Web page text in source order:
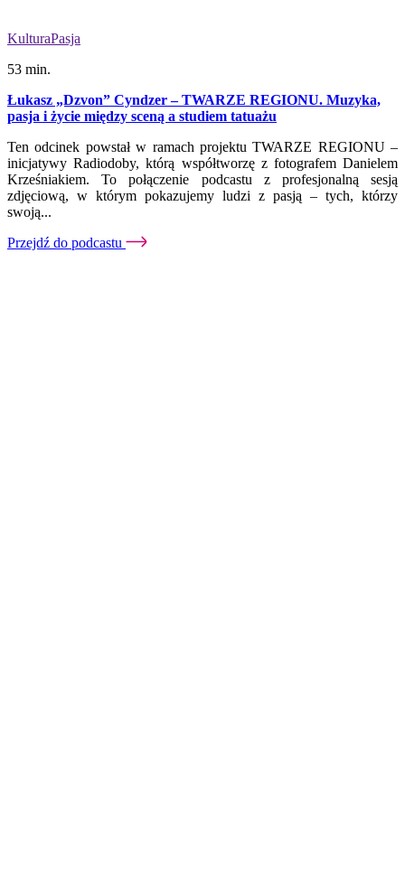
KulturaPasja
53 min.
Łukasz „Dzvon” Cyndzer – TWARZE REGIONU. Muzyka,
pasja i życie między sceną a studiem tatuażu
Ten odcinek powstał w ramach projektu TWARZE REGIONU –
inicjatywy Radiodoby, którą współtworzę z fotografem Danielem
Krześniakiem. To połączenie podcastu z profesjonalną sesją
zdjęciową, w którym pokazujemy ludzi z pasją – tych, którzy
swoją...
Przejdź do podcastu